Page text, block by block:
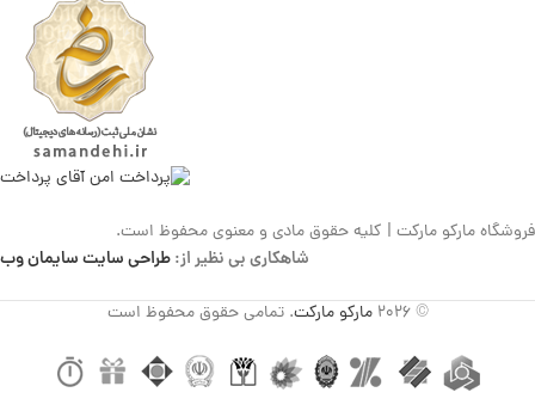
فروشگاه مارکو مارکت | کلیه حقوق مادی و معنوی محفوظ است.
شاهکاری بی نظیر از:طراحی سایت سایمان وب
© 2026 مارکو مارکت. تمامی حقوق محفوظ است